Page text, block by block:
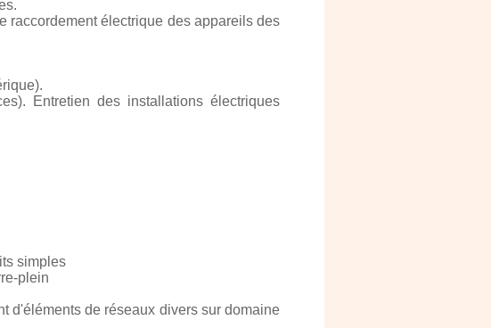
raccordement électrique des appareils des
Entretien des installations électriques
simples
plein
d'éléments de réseaux divers sur domaine